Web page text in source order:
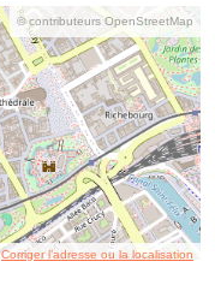
© contributeurs OpenStreetMap
Corriger l’adresse ou la localisation